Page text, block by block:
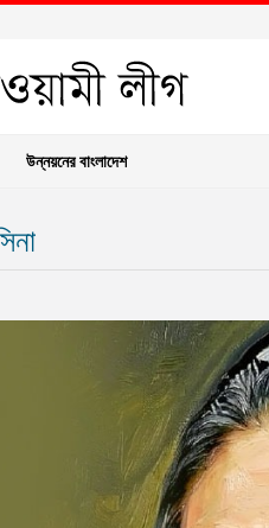
উন্নয়নের বাংলাদেশ